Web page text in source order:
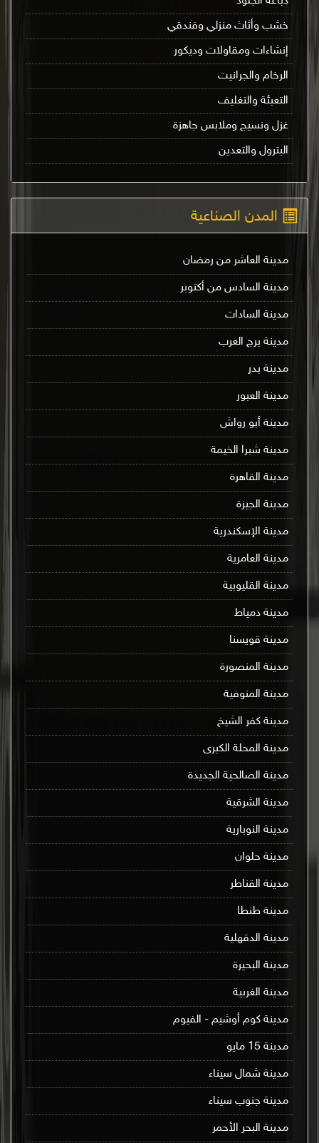
خشب وأثاث منزلي وفندقي
إنشاءات ومقاولات وديكور
الرخام والجرانيت
التعبئة والتغليف
غزل ونسيج وملابس جاهزة
البترول والتعدين
المدن الصناعية
مدينة العاشر من رمضان
مدينة السادس من أكتوبر
مدينة السادات
مدينة برج العرب
مدينة بدر
مدينة العبور
مدينة أبو رواش
مدينة شبرا الخيمة
مدينة القاهرة
مدينة الجيزة
مدينة الإسكندرية
مدينة العامرية
مدينة القليوبية
مدينة دمياط
مدينة قويسنا
مدينة المنصورة
مدينة المنوفية
مدينة كفر الشيخ
مدينة المحلة الكبرى
مدينة الصالحية الجديدة
مدينة الشرقية
مدينة النوبارية
مدينة حلوان
مدينة القناطر
مدينة طنطا
مدينة الدقهلية
مدينة البحيرة
مدينة الغربية
مدينة كوم أوشيم - الفيوم
مدينة 15 مايو
مدينة شمال سيناء
مدينة جنوب سيناء
مدينة البحر الأحمر